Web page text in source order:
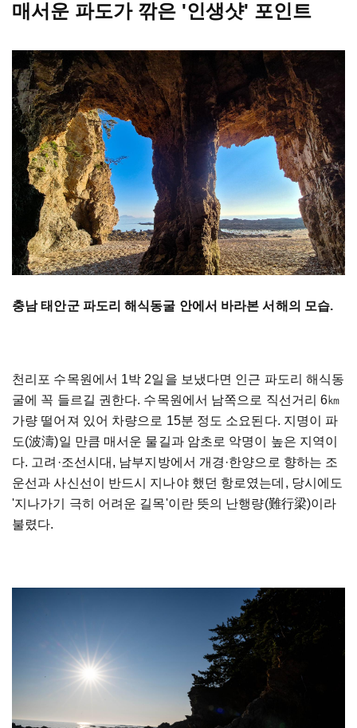
매서운 파도가 깎은 '인생샷' 포인트
충남 태안군 파도리 해식동굴 안에서 바라본 서해의 모습.
천리포 수목원에서 1박 2일을 보냈다면 인근 파도리 해식동
굴에 꼭 들르길 권한다. 수목원에서 남쪽으로 직선거리 6㎞
가량 떨어져 있어 차량으로 15분 정도 소요된다. 지명이 파
도(波濤)일 만큼 매서운 물길과 암초로 악명이 높은 지역이
다. 고려·조선시대, 남부지방에서 개경·한양으로 향하는 조
운선과 사신선이 반드시 지나야 했던 항로였는데, 당시에도
'지나가기 극히 어려운 길목'이란 뜻의 난행량(難行梁)이라
불렸다.